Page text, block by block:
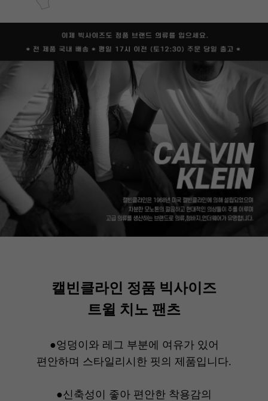
캘빈클라인 정품 빅사이즈
트윌 치노 팬츠
●엉덩이와 레그 부분에 여유가 있어
편안하며 스타일리시한 핏의 제품입니다.
●신축성이 좋아 편안한 착용감의